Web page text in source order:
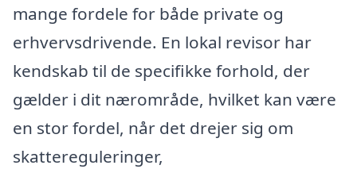
mange fordele for både private og
erhvervsdrivende. En lokal revisor har
kendskab til de specifikke forhold, der
gælder i dit nærområde, hvilket kan være
en stor fordel, når det drejer sig om
skattereguleringer,